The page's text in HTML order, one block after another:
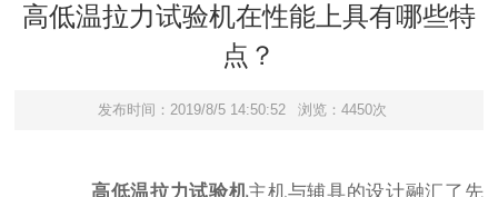
高低温拉力试验机在性能上具有哪些特
点？
发布时间：2019/8/5 14:50:52 浏览：4450次
高低温拉力试验机主机与辅具的设计融汇了先